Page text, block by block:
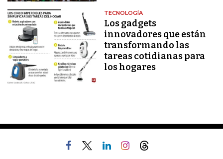
TECNOLOGÍA
Los gadgets
innovadores que están
transformando las
tareas cotidianas para
los hogares